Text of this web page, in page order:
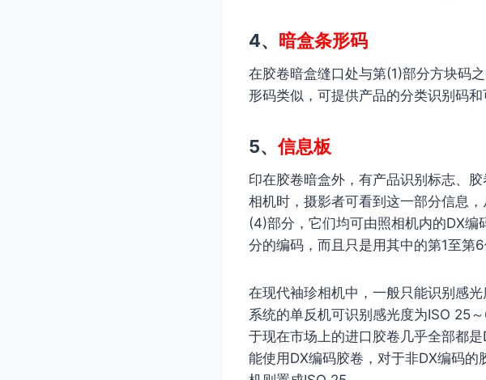
4、 暗盒条形码
在胶卷暗盒缝口处与第(1)部分方块码
形码类似，可提供产品的分类识别码和
5、信息板
印在胶卷暗盒外，有产品识别标志、
相机时，摄影者可看到这一部分信息
(4)部分，它们均可由照相机内的DX编
分的编码，而且只是用其中的第1至第6
在现代袖珍相机中，一般只能识别感
系统的单反机可识别感光度为ISO 25
于现在市场上的进口胶卷几乎全部都
能使用DX编码胶卷，对于非DX编码